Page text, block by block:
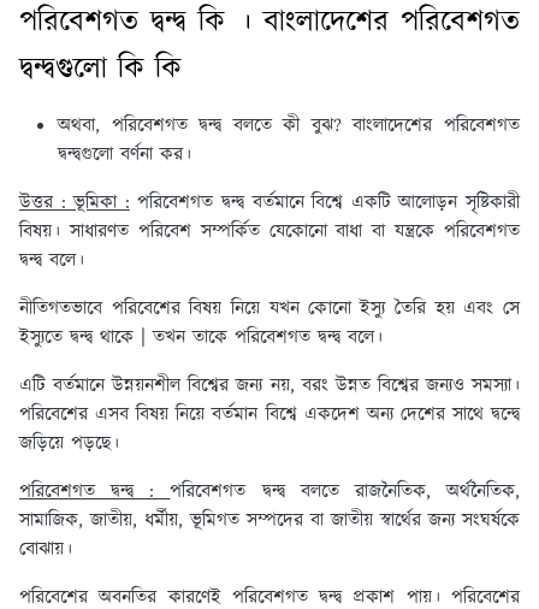
পরিবেশগত দ্বন্দ্ব কি । বাংলাদেশের পরিবেশগত
দ্বন্দ্বগুলো কি কি
অথবা, পরিবেশগত দ্বন্দ্ব বলতে কী বুঝ? বাংলাদেশের পরিবেশগত
দ্বন্দ্বগুলো বর্ণনা কর।
উত্তর : ভূমিকা :পরিবেশগত দ্বন্দ্ব বর্তমানে বিশ্বে একটি আলোড়ন সৃষ্টিকারী
বিষয়। সাধারণত পরিবেশ সম্পর্কিত যেকোনো বাধা বা যন্ত্রকে পরিবেশগত
দ্বন্দ্ব বলে।
নীতিগতভাবে পরিবেশের বিষয় নিয়ে যখন কোনো ইস্যু তৈরি হয় এবং সে
ইস্যুতে দ্বন্দ্ব থাকে | তখন তাকে পরিবেশগত দ্বন্দ্ব বলে।
এটি বর্তমানে উন্নয়নশীল বিশ্বের জন্য নয়, বরং উন্নত বিশ্বের জন্যও সমস্যা।
পরিবেশের এসব বিষয় নিয়ে বর্তমান বিশ্বে একদেশ অন্য দেশের সাথে দ্বন্দ্বে
জড়িয়ে পড়ছে।
পরিবেশগত দ্বন্দ্ব :পরিবেশগত দ্বন্দ্ব বলতে রাজনৈতিক, অর্থনৈতিক,
সামাজিক, জাতীয়, ধর্মীয়, ভূমিগত সম্পদের বা জাতীয় স্বার্থের জন্য সংঘর্ষকে
বোঝায়।
পরিবেশের অবনতির কারণেই পরিবেশগত দ্বন্দ্ব প্রকাশ পায়। পরিবেশের